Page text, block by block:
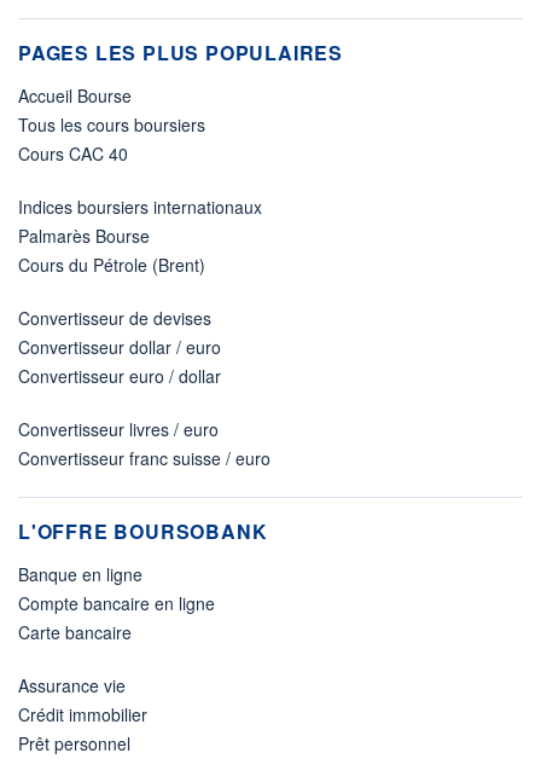
PAGES LES PLUS POPULAIRES
Accueil Bourse
Tous les cours boursiers
Cours CAC 40
Indices boursiers internationaux
Palmarès Bourse
Cours du Pétrole (Brent)
Convertisseur de devises
Convertisseur dollar / euro
Convertisseur euro / dollar
Convertisseur livres / euro
Convertisseur franc suisse / euro
L'OFFRE BOURSOBANK
Banque en ligne
Compte bancaire en ligne
Carte bancaire
Assurance vie
Crédit immobilier
Prêt personnel